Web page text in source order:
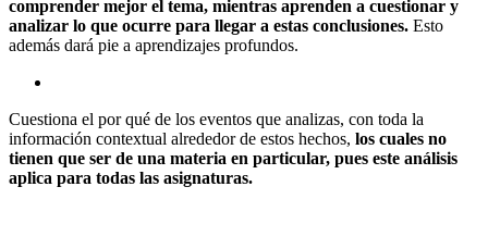
comprender mejor el tema, mientras aprenden a cuestionar y
analizar lo que ocurre para llegar a estas conclusiones. Esto
además dará pie a aprendizajes profundos.
Cuestiona el por qué de los eventos que analizas, con toda la
información contextual alrededor de estos hechos, los cuales no
tienen que ser de una materia en particular, pues este análisis
aplica para todas las asignaturas.